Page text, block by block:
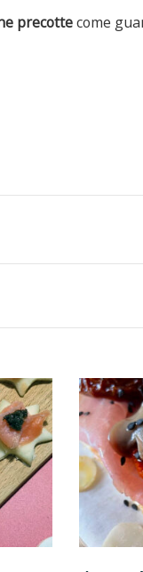
precottecome